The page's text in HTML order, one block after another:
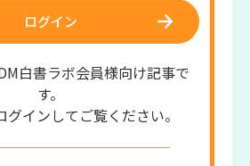
ログイン
白書ラボ会員様向け記事で
す。
グインしてご覧ください。